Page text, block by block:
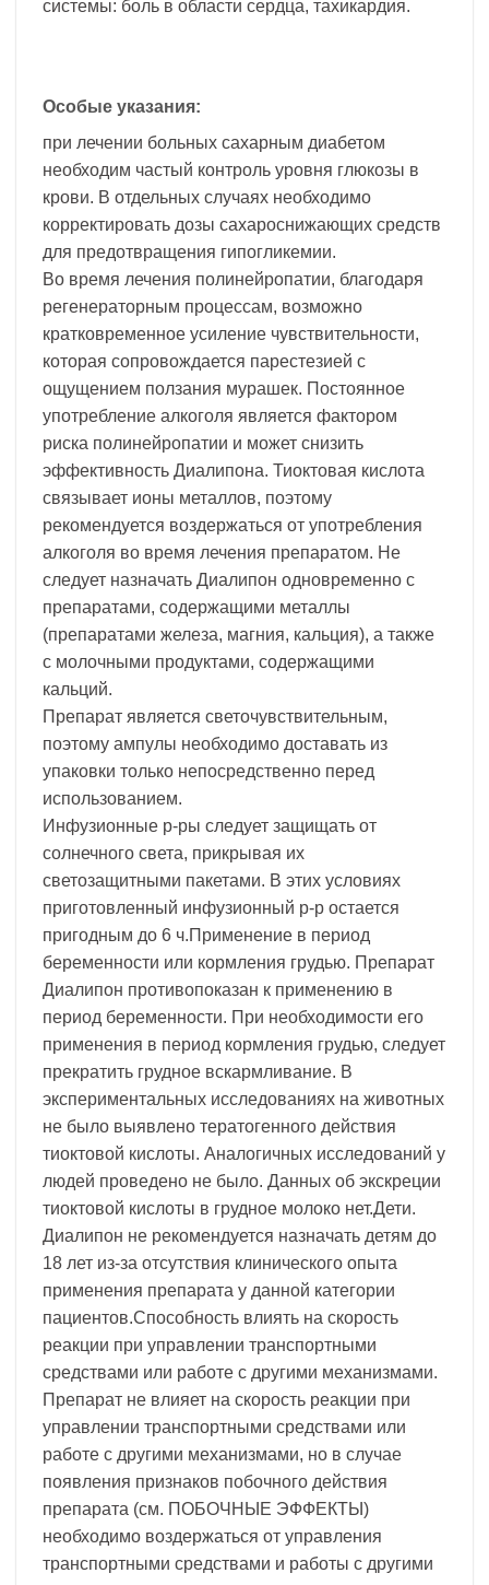
системы: боль в области сердца, тахикардия.
Особые указания:
при лечении больных сахарным диабетом
необходим частый контроль уровня глюкозы в
крови. В отдельных случаях необходимо
корректировать дозы сахароснижающих средств
для предотвращения гипогликемии.
Во время лечения полинейропатии, благодаря
регенераторным процессам, возможно
кратковременное усиление чувствительности,
которая сопровождается парестезией с
ощущением ползания мурашек. Постоянное
употребление алкоголя является фактором
риска полинейропатии и может снизить
эффективность Диалипона. Тиоктовая кислота
связывает ионы металлов, поэтому
рекомендуется воздержаться от употребления
алкоголя во время лечения препаратом. Не
следует назначать Диалипон одновременно с
препаратами, содержащими металлы
(препаратами железа, магния, кальция), а также
с молочными продуктами, содержащими
кальций.
Препарат является светочувствительным,
поэтому ампулы необходимо доставать из
упаковки только непосредственно перед
использованием.
Инфузионные р-ры следует защищать от
солнечного света, прикрывая их
светозащитными пакетами. В этих условиях
приготовленный инфузионный р-р остается
пригодным до 6 ч.Применение в период
беременности или кормления грудью. Препарат
Диалипон противопоказан к применению в
период беременности. При необходимости его
применения в период кормления грудью, следует
прекратить грудное вскармливание. В
экспериментальных исследованиях на животных
не было выявлено тератогенного действия
тиоктовой кислоты. Аналогичных исследований у
людей проведено не было. Данных об экскреции
тиоктовой кислоты в грудное молоко нет.Дети.
Диалипон не рекомендуется назначать детям до
18 лет из-за отсутствия клинического опыта
применения препарата у данной категории
пациентов.Способность влиять на скорость
реакции при управлении транспортными
средствами или работе с другими механизмами.
Препарат не влияет на скорость реакции при
управлении транспортными средствами или
работе с другими механизмами, но в случае
появления признаков побочного действия
препарата (см. ПОБОЧНЫЕ ЭФФЕКТЫ)
необходимо воздержаться от управления
транспортными средствами и работы с другими